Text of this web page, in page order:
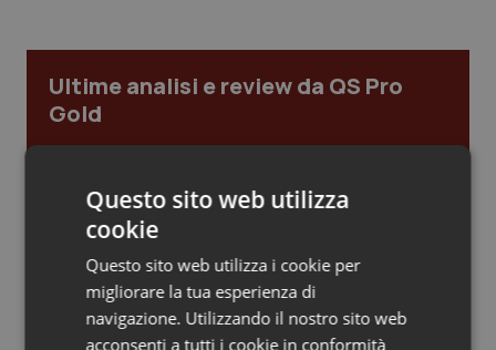
Piemonte
Provincia Autonoma di Trento
Sardegna
HIV
Ipertensione & Scompenso
Malattia di Crohn & Rettocolite Ulcerosa
Ultime analisi e review da QS Pro
Gold
compliance, GDPR e Risk management
Gestione dell'Ipertensione resistente:
dalle Linee Guida alle terapie innovative
Questo sito web utilizza
cookie
Questo sito web utilizza i cookie per
migliorare la tua esperienza di
navigazione. Utilizzando il nostro sito web
acconsenti a tutti i cookie in conformità